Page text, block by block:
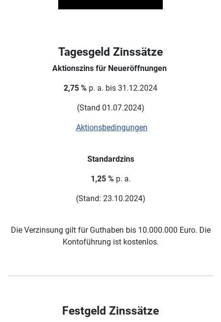
Tagesgeld Zinssätze
Aktionszins für Neueröffnungen
2,75 % p. a. bis 31.12.2024
(Stand 01.07.2024)
Aktionsbedingungen
Standardzins
1,25 % p. a.
(Stand: 23.10.2024)
Die Verzinsung gilt für Guthaben bis 10.000.000 Euro. Die
Kontoführung ist kostenlos.
Festgeld Zinssätze